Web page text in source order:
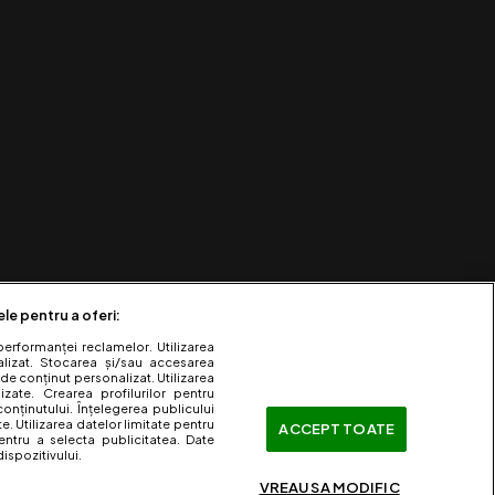
pentru a oferi:
reclamelor. Utilizarea
Stocarea și/sau accesarea
conținut personalizat. Utilizarea
Crearea profilurilor pentru
Înțelegerea publicului
Utilizarea datelor limitate pentru
a selecta publicitatea. Date
ACCEPT TOATE
VREAU SA MODIFIC